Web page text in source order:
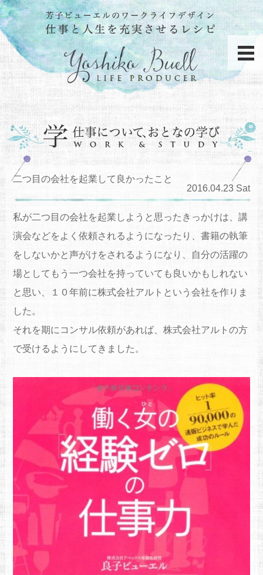
二つ目の会社を起業して良かったこと
2016.04.23 Sat
私が二つ目の会社を起業しようと思ったきっかけは、 講
演会などをよく依頼されるようになったり、 書籍の執筆
をしないかと声がけをされるようになり、
自分の活躍の
場としてもう一つ会社を持っていても良いかもしれない
と思い、１０年前に株式会社アルトという会社を作りま
した。
それを期にコンサル依頼があれば、 株式会社アルトの方
で受けるようにしてきました。